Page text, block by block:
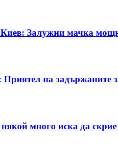
Залужни мачка
на задържаните
много иска да скрие